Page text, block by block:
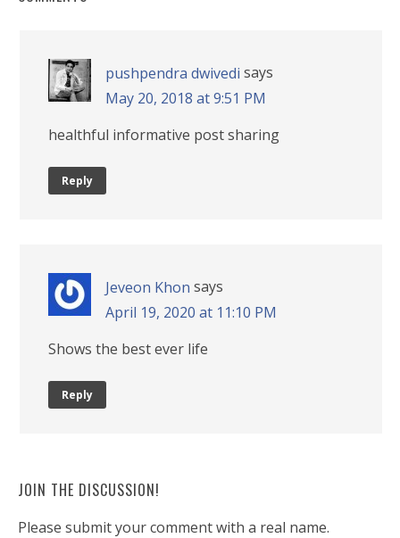
pushpendra dwivedi says
May 20, 2018 at 9:51 PM
healthful informative post sharing
Reply
Jeveon Khon says
April 19, 2020 at 11:10 PM
Shows the best ever life
Reply
JOIN THE DISCUSSION!
Please submit your comment with a real name.